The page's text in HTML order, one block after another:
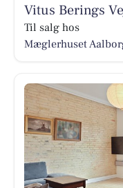
Vitus Berings
Til salg hos
Mæglerhuset